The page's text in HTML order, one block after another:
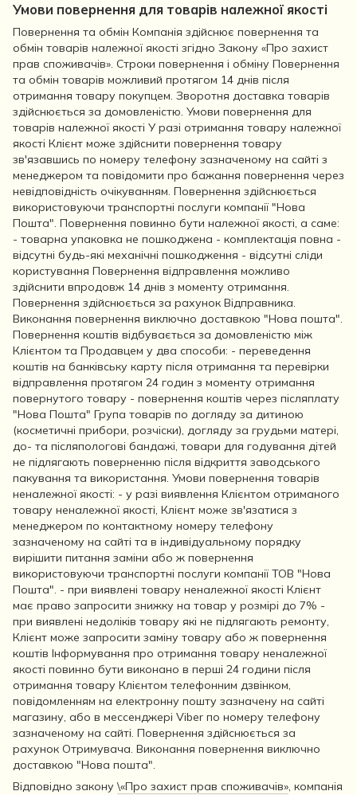
Умови повернення для товарів належної якості
Повернення та обмін Компанія здійснює повернення та
обмін товарів належної якості згідно Закону «Про захист
прав споживачів». Строки повернення і обміну Повернення
та обмін товарів можливий протягом 14 днів після
отримання товару покупцем. Зворотня доставка товарів
здійснюється за домовленістю. Умови повернення для
товарів належної якості У разі отримання товару належної
якості Клієнт може здійснити повернення товару
зв'язавшись по номеру телефону зазначеному на сайті з
менеджером та повідомити про бажання повернення через
невідповідність очікуванням. Повернення здійснюється
використовуючи транспортні послуги компанії "Нова
Пошта". Повернення повинно бути належної якості, а саме:
- товарна упаковка не пошкоджена - комплектація повна -
відсутні будь-які механічні пошкодження - відсутні сліди
користування Повернення відправлення можливо
здійснити впродовж 14 днів з моменту отримання.
Повернення здійснюється за рахунок Відправника.
Виконання повернення виключно доставкою "Нова пошта".
Повернення коштів відбувається за домовленістю між
Клієнтом та Продавцем у два способи: - переведення
коштів на банківську карту після отримання та перевірки
відправлення протягом 24 годин з моменту отримання
повернутого товару - повернення коштів через післяплату
"Нова Пошта" Група товарів по догляду за дитиною
(косметичні прибори, розчіски), догляду за грудьми матері,
до- та післяпологові бандажі, товари для годування дітей
не підлягають поверненню після відкриття заводського
пакування та використання. Умови повернення товарів
неналежної якості: - у разі виявлення Клієнтом отриманого
товару неналежної якості, Клієнт може зв'язатися з
менеджером по контактному номеру телефону
зазначеному на сайті та в індивідуальному порядку
вирішити питання заміни або ж повернення
використовуючи транспортні послуги компанії ТОВ "Нова
Пошта". - при виявлені товару неналежної якості Клієнт
має право запросити знижку на товар у розмірі до 7% -
при виявлені недоліків товару які не підлягають ремонту,
Клієнт може запросити заміну товару або ж повернення
коштів Інформування про отримання товару неналежної
якості повинно бути виконано в перші 24 години після
отримання товару Клієнтом телефонним дзвінком,
повідомленням на електронну пошту зазначену на сайті
магазину, або в мессенджері Viber по номеру телефону
зазначеному на сайті. Повернення здійснюється за
рахунок Отримувача. Виконання повернення виключно
доставкою "Нова пошта".
Відповідно закону\«Про захист прав споживачів», компанія